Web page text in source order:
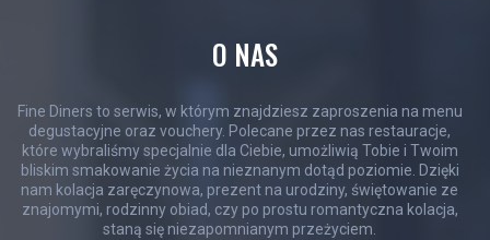
O NAS
Fine Diners to serwis, w którym znajdziesz zaproszenia na menu
degustacyjne oraz vouchery. Polecane przez nas restauracje,
które wybraliśmy specjalnie dla Ciebie, umożliwią Tobie i Twoim
bliskim smakowanie życia na nieznanym dotąd poziomie. Dzięki
nam kolacja zaręczynowa, prezent na urodziny, świętowanie ze
znajomymi, rodzinny obiad, czy po prostu romantyczna kolacja,
staną się niezapomnianym przeżyciem.